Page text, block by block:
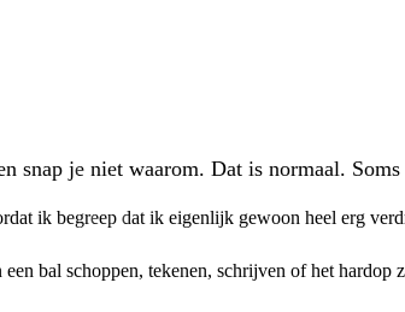
snap je niet waarom. Dat is normaal.
ik begreep dat ik eigenlijk gewoon heel erg
bal schoppen, tekenen, schrijven of het hardop